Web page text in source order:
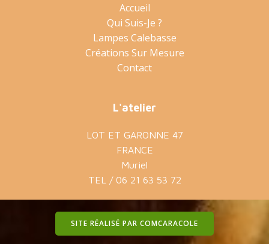
Accueil
Qui Suis-Je ?
Lampes Calebasse
Créations Sur Mesure
Contact
L'atelier
LOT ET GARONNE 47
FRANCE
Muriel
TEL / 06 21 63 53 72
SITE RÉALISÉ PAR COMCARACOLE